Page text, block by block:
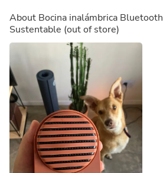
About Bocina inalámbrica Bluetooth Alcance 10 Metros
Sustentable (out of store)